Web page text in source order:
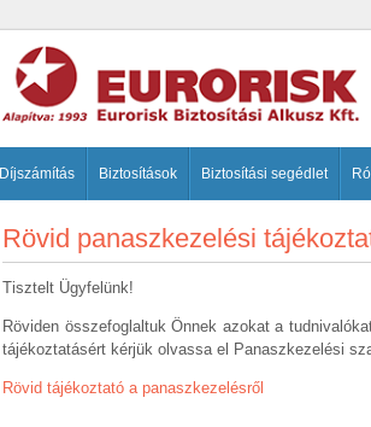
Díjszámítás Biztosítások Biztosítási segédlet
Rövid panaszkezelési
Tisztelt Ügyfelünk!
Röviden összefoglaltuk Önnek azokat a
tájékoztatásért kérjük olvassa el Panaszkezelési
Rövid tájékoztató a panaszkezelésről